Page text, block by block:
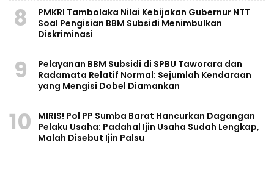
8
PMKRI Tambolaka Nilai Kebijakan Gubernur NTT
Soal Pengisian BBM Subsidi Menimbulkan
Diskriminasi
9
Pelayanan BBM Subsidi di SPBU Taworara dan
Radamata Relatif Normal: Sejumlah Kendaraan
yang Mengisi Dobel Diamankan
10
MIRIS! Pol PP Sumba Barat Hancurkan Dagangan
Pelaku Usaha: Padahal Ijin Usaha Sudah Lengkap,
Malah Disebut Ijin Palsu